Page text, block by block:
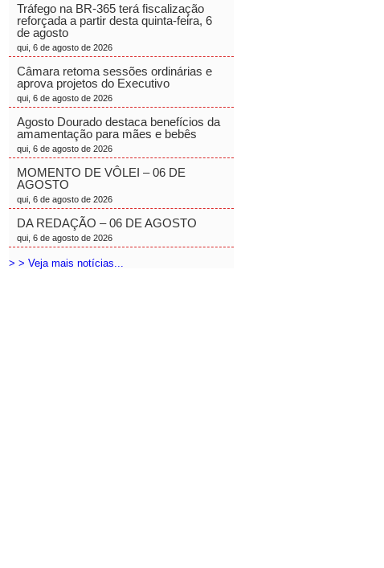
Tráfego na BR-365 terá fiscalização
reforçada a partir desta quinta-feira, 6
de agosto
qui, 6 de agosto de 2026
Câmara retoma sessões ordinárias e
aprova projetos do Executivo
qui, 6 de agosto de 2026
Agosto Dourado destaca benefícios da
amamentação para mães e bebês
qui, 6 de agosto de 2026
MOMENTO DE VÔLEI – 06 DE
AGOSTO
qui, 6 de agosto de 2026
DA REDAÇÃO – 06 DE AGOSTO
qui, 6 de agosto de 2026
> > Veja mais notícias...